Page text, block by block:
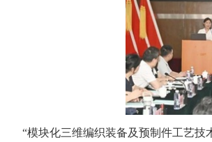
“模块化三维编织装备及预制件工艺技